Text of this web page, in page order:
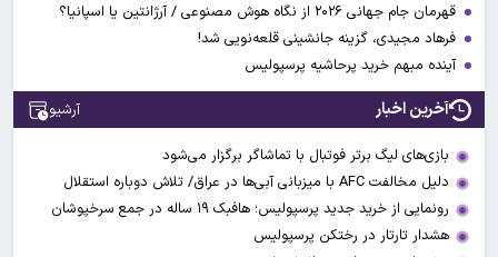
قهرمان جام جهانی ۲۰۲۶ از نگاه هوش مصنوعی / آرژانتین یا اسپانیا؟
فرهاد مجیدی، گزینه جانشینی قلعه‌نویی شد!
آینده مبهم خرید پرحاشیه پرسپولیس
آخرین اخبار آرشیو
بازی‌های لیگ برتر فوتبال با تماشاگر برگزار می‌شود
دلیل مخالفت AFC با میزبانی آبی‌ها در عراق/ تلاش دوباره استقلال
رونمایی از خرید جدید پرسپولیس؛ هافبک ۱۹ ساله در جمع سرخپوشان
هشدار تارتار در رختکن پرسپولیس